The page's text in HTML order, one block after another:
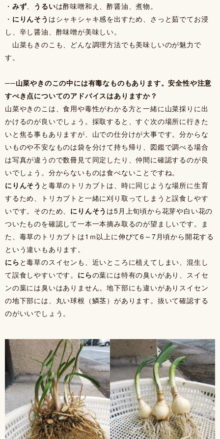
・ みず うるいは酢味噌和え、酢醤油、煮物。
・ にりんそう はシャキシャキ感を出すため、さっと茹でてお浸
し、辛し醤油、酢味噌が美味しい。
山菜もきのこも、どんな調理方法でも美味しいのが魅力で
す。
──山菜やきのこの中には有毒なものもあります。安全性や注意
すべき点についてのアドバイスはありますか？
山菜やきのこは、食用や毒性がわかる方と一緒に山菜採りに出
かけるのが良いでしょう。採取すると、すぐ次の場所に行きた
いと焦る事もありますが、山での仕分けが大事です。分からな
いものや不安なものは袋を分けて持ち帰り、図鑑で調べる場合
は写真が違うので数冊見て同定したり、仲間に確認するのが良
いでしょう。分からないものは食べないことですね。
にりんそう と毒草のトリカブトは、時に同じような場所に生育
するため、トリカブトと一緒に刈り取ってしまうと誤食しやす
いです。そのため、 にりんそう は5月上旬頃から花芽や白い花の
ついたものを確認して一本一本摘み取るのが望ましいです。ま
た、毒草のトリカブトは1ｍ以上に伸びて6～7月頃から開花する
という違いもあります。
にら と毒草のスイセンも、近いところに植えてしまい、混生し
て誤食しやすいです。 にらの葉には特有の臭いがあり、スイセ
ンの葉には臭いはありません。地下部にも違いがありスイセン
の地下部には、丸い球根（鱗茎）があります。抜いて確認する
のがいいでしょう。